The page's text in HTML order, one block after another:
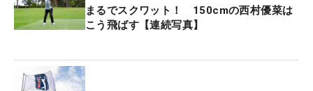
ら、（スコアを）まとめられた。自信を持ってショ
ットを打てないと、自分のゴルフにはならない」。
明確に見えているが、そのゴールが遠く感じてい
る。
まるでスクワット！ 150cmの西村優菜は
こう飛ばす【連続写真】